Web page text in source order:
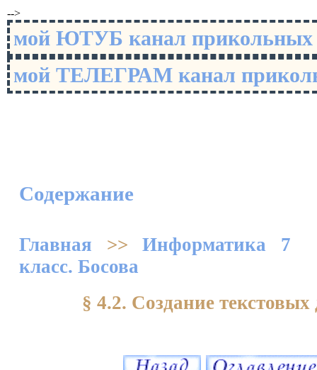
-->
мой ЮТУБ канал
мой ТЕЛЕГРАМ канал
Содержание
Главная >>Информатика 7
класс. Босова
§ 4.2. Создание